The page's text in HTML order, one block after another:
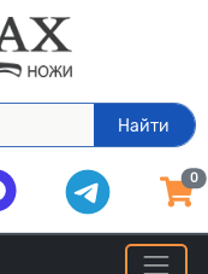
Найти
0